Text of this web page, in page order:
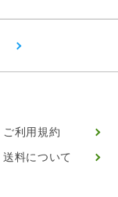
ご利用規約
送料について